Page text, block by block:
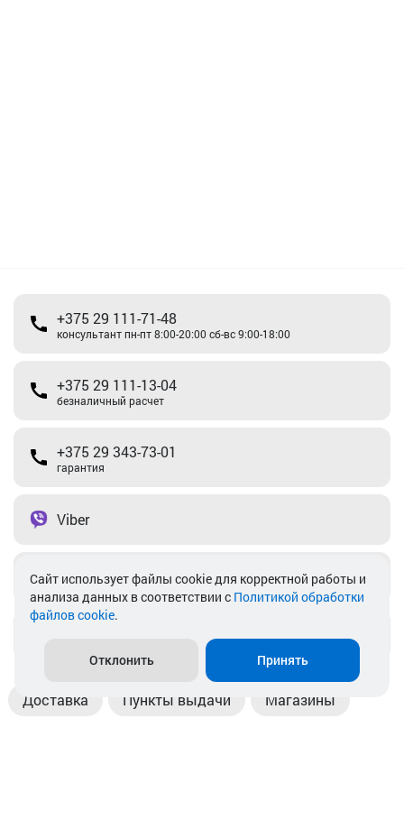
+375 29 111-71-48
консультант пн-пт 8:00-20:00 сб-вс 9:00-18:00
+375 29 111-13-04
безналичный расчет
+375 29 343-73-01
гарантия
Viber
Telegram
Доставка Пункты выдачи Магазины
Cайт использует файлы cookie для корректной работы и
анализа данных в соответствии с Политикой обработки
файлов cookie.
Отклонить Принять